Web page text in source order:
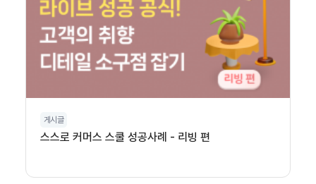
게시글
스스로 커머스 스쿨 성공사례 - 리빙 편